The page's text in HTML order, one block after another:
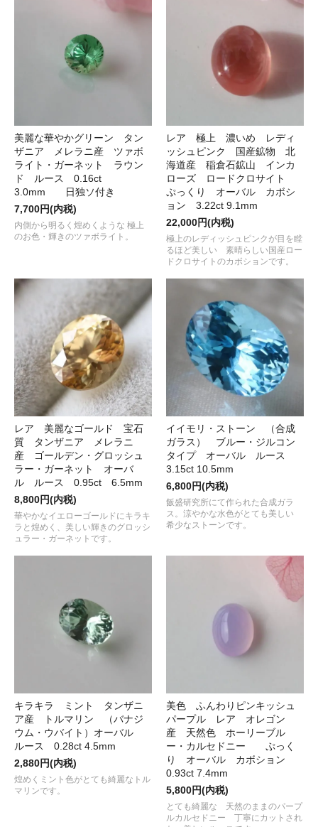
美麗な華やかグリーン タン
ザニア メレラニ産 ツァボ
ライト・ガーネット ラウン
ド ルース 0.16ct
3.0mm 日独ソ付き
7,700円(内税)
内側から明るく煌めくような 極上
のお色・輝きのツァボライト。
レア 極上 濃いめ レディ
ッシュピンク 国産鉱物 北
海道産 稲倉石鉱山 インカ
ローズ ロードクロサイト
ぷっくり オーバル カボシ
ョン 3.22ct 9.1mm
22,000円(内税)
極上のレディッシュピンクが目を瞠
るほど美しい 素晴らしい国産ロー
ドクロサイトのカボションです。
レア 美麗なゴールド 宝石
質 タンザニア メレラニ
産 ゴールデン・グロッシュ
ラー・ガーネット オーバ
ル ルース 0.95ct 6.5mm
8,800円(内税)
華やかなイエローゴールドにキラキ
ラと煌めく、美しい輝きのグロッシ
ュラー・ガーネットです。
イイモリ・ストーン （合成
ガラス） ブルー・ジルコン
タイプ オーバル ルース
3.15ct 10.5mm
6,800円(内税)
飯盛研究所にて作られた合成ガラ
ス。涼やかな水色がとても美しい
希少なストーンです。
キラキラ ミント タンザニ
ア産 トルマリン （バナジ
ウム・ウバイト）オーバル
ルース 0.28ct 4.5mm
2,880円(内税)
煌めくミント色がとても綺麗なトル
マリンです。
美色 ふんわりピンキッシュ
パープル レア オレゴン
産 天然色 ホーリーブル
ー・カルセドニー ぷっく
り オーバル カボション
0.93ct 7.4mm
5,800円(内税)
とても綺麗な 天然のままのパープ
ルカルセドニー 丁寧にカットされ